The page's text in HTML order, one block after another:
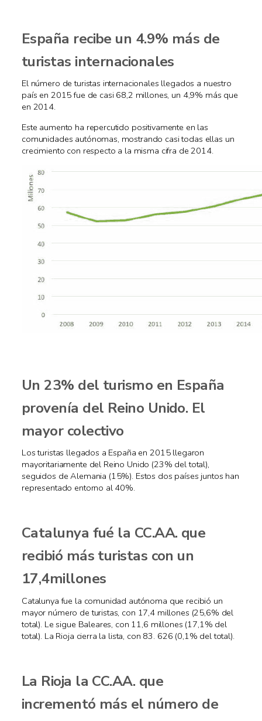
España recibe un 4.9% más de
turistas internacionales
El número de turistas internacionales llegados a nuestro
país en 2015 fue de casi 68,2 millones, un 4,9% más que
en 2014.
Este aumento ha repercutido positivamente en las
comunidades autónomas, mostrando casi todas ellas un
crecimiento con respecto a la misma cifra de 2014.
Un 23% del turismo en España
provenía del Reino Unido. El
mayor colectivo
Los turistas llegados a España en 2015 llegaron
mayoritariamente del Reino Unido (23% del total),
seguidos de Alemania (15%). Estos dos países juntos han
representado entorno al 40%.
Catalunya fué la CC.AA. que
recibió más turistas con un
17,4millones
Catalunya fue la comunidad autónoma que recibió un
mayor número de turistas, con 17,4 millones (25,6% del
total). Le sigue Baleares, con 11,6 millones (17,1% del
total). La Rioja cierra la lista, con 83. 626 (0,1% del total).
La Rioja la CC.AA. que
incrementó más el número de